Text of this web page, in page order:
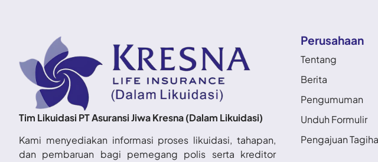
Tim Likuidasi PT Asuransi Jiwa Kresna (Dalam Likuidasi)
Kami menyediakan informasi proses likuidasi, tahapan,
dan pembaruan bagi pemegang polis serta kreditor
Perusahaan
Tentang
Berita
Pengumuman
Unduh Formulir
Pengajuan